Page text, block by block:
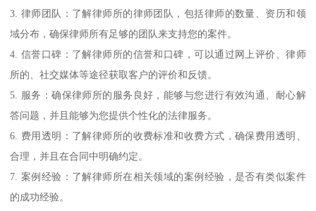
3. 律师团队：了解律师所的律师团队，包括律师的数量、资历和领
域分布，确保律师所有足够的团队来支持您的案件。
4. 信誉口碑：了解律师所的信誉和口碑，可以通过网上评价、律师
所的、社交媒体等途径获取客户的评价和反馈。
5. 服务：确保律师所的服务良好，能够与您进行有效沟通、耐心解
答问题，并且能够为您提供个性化的法律服务。
6. 费用透明：了解律师所的收费标准和收费方式，确保费用透明、
合理，并且在合同中明确约定。
7. 案例经验：了解律师所在相关领域的案例经验，是否有类似案件
的成功经验。